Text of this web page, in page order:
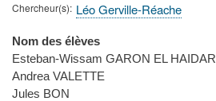
Chercheur(s) Léo Gerville-Réache
Nom des élèves
Esteban-Wissam GARON EL HAIDAR
Andrea VALETTE
Jules BON